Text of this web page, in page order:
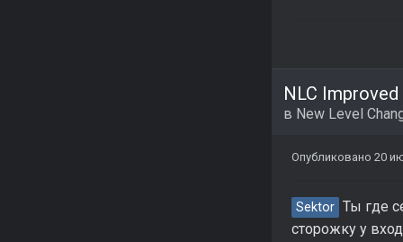
NLC
в New Level
Опубликовано 20
Sektor Ты где
сторожку у